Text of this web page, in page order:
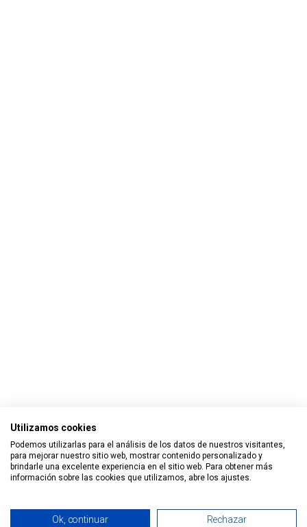
Utilizamos cookies
Podemos utilizarlas para el análisis de los datos de nuestros visitantes,
para mejorar nuestro sitio web, mostrar contenido personalizado y
brindarle una excelente experiencia en el sitio web. Para obtener más
información sobre las cookies que utilizamos, abre los ajustes.
Ok, continuar Rechazar